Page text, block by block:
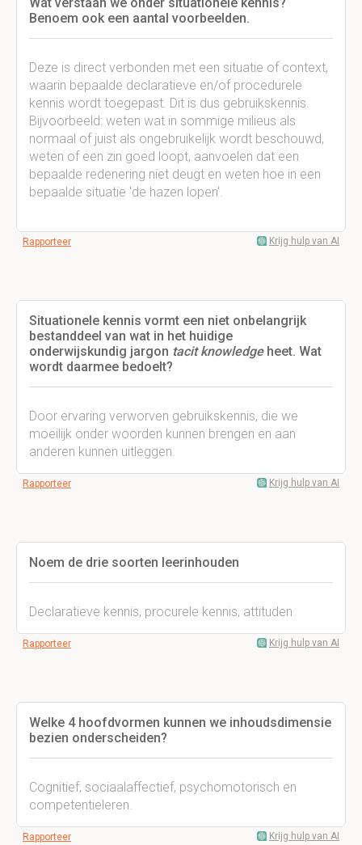
Benoem ook een aantal voorbeelden.
Deze is direct verbonden met een situatie of context,
waarin bepaalde declaratieve en/of procedurele
kennis wordt toegepast. Dit is dus gebruikskennis.
Bijvoorbeeld: weten wat in sommige milieus als
normaal of juist als ongebruikelijk wordt beschouwd,
weten of een zin goed loopt, aanvoelen dat een
bepaalde redenering niet deugt en weten hoe in een
bepaalde situatie 'de hazen lopen'.
Rapporteer Krijg hulp van AI
Situationele kennis vormt een niet onbelangrijk
bestanddeel van wat in het huidige
onderwijskundig jargon tacit knowledge heet. Wat
wordt daarmee bedoelt?
Door ervaring verworven gebruikskennis, die we
moeilijk onder woorden kunnen brengen en aan
anderen kunnen uitleggen.
Rapporteer Krijg hulp van AI
Noem de drie soorten leerinhouden
Declaratieve kennis, procurele kennis, attituden
Rapporteer Krijg hulp van AI
Welke 4 hoofdvormen kunnen we inhoudsdimensie
bezien onderscheiden?
Cognitief, sociaalaffectief, psychomotorisch en
competentieleren.
Rapporteer Krijg hulp van AI